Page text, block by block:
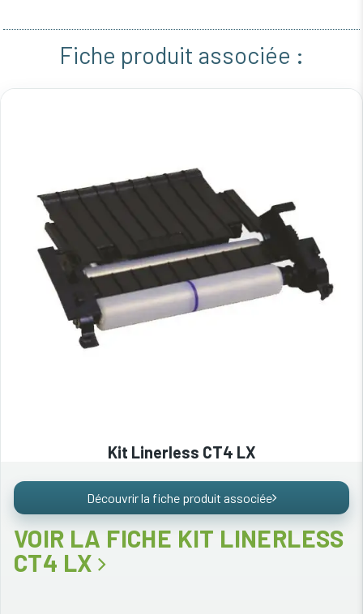
Fiche produit associée :
Kit Linerless CT4 LX
Découvrir la fiche produit associée
VOIR LA FICHE KIT LINERLESS
CT4 LX